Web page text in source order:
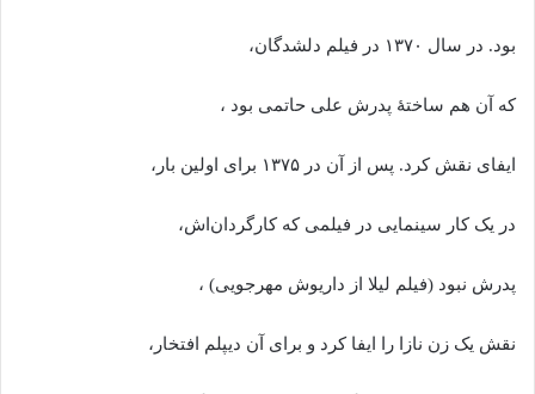
بود. در سال ۱۳۷۰ در فیلم دلشدگان،
که آن هم ساختهٔ پدرش علی حاتمی بود ،
ایفای نقش کرد. پس از آن در ۱۳۷۵ برای اولین بار،
در یک کار سینمایی در فیلمی که کارگردان‌اش،
پدرش نبود (فیلم لیلا از داریوش مهرجویی) ،
نقش یک زن نازا را ایفا کرد و برای آن دیپلم افتخار،